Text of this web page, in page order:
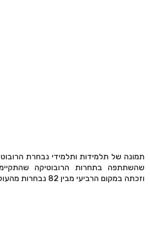
תמונה של תלמידות ותלמידי נבחרת
שהשתתפה בתחרות הרובוטיקה
וזכתה במקום הרביעי מבין 82 נבחרות מהעולם.